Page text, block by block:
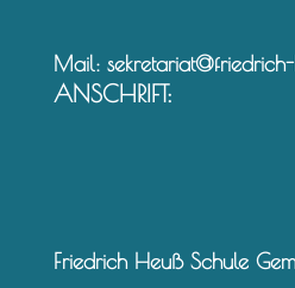
Mail:
ANSCHRIFT:
Friedrich Heuß Schule